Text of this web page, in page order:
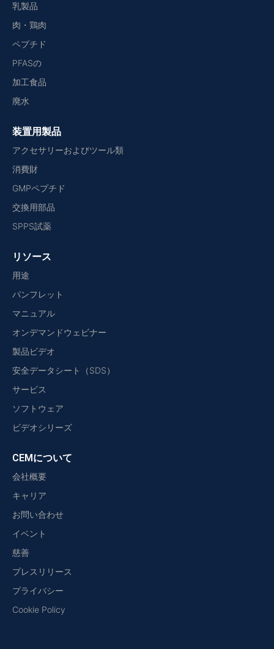
乳製品
肉・鶏肉
ペプチド
PFASの
加工食品
廃水
装置用製品
アクセサリーおよびツール類
消費財
GMPペプチド
交換用部品
SPPS試薬
リソース
用途
パンフレット
マニュアル
オンデマンドウェビナー
製品ビデオ
安全データシート（SDS）
サービス
ソフトウェア
ビデオシリーズ
CEMについて
会社概要
キャリア
お問い合わせ
イベント
慈善
プレスリリース
プライバシー
Cookie Policy